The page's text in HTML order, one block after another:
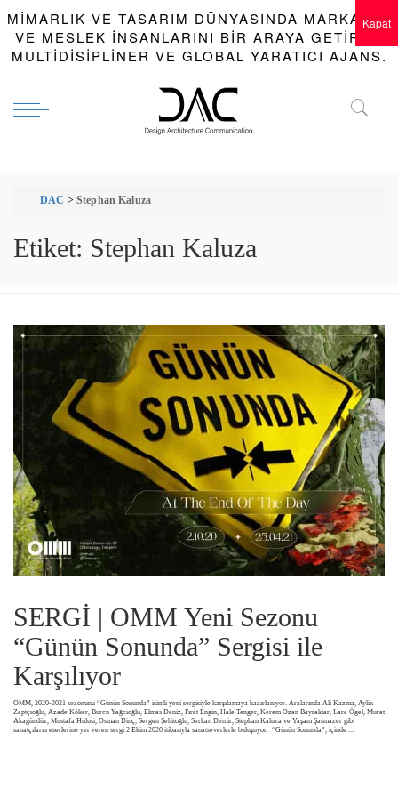
MIMARLIK VE TASARIM DÜNYASINDA MARKALAR
VE MESLEK INSANLARINI BIR ARAYA GETIREN
MULTIDISIPLINER VE GLOBAL YARATICI AJANS.
DAC > Stephan Kaluza
Etiket: Stephan Kaluza
SERGİ | OMM Yeni Sezonu
“Günün Sonunda” Sergisi ile
Karşılıyor
OMM, 2020-2021 sezonunu “Günün Sonunda” isimli yeni sergisiyle karşılamaya hazırlanıyor. Aralarında Ali Kazma, Aylin
Zaptçıoğlu, Azade Köker, Burcu Yağcıoğlu, Elmas Deniz, Fırat Engin, Hale Tenger, Kerem Ozan Bayraktar, Lara Ögel, Murat
Akagündüz, Mustafa Hulusi, Osman Dinç, Sergen Şehitoğlu, Serkan Demir, Stephan Kaluza ve Yaşam Şaşmazer gibi
sanatçıların eserlerine yer veren sergi 2 Ekim 2020 itibarıyla sanatseverlerle buluşuyor. “Günün Sonunda”, içinde ...
Kapat